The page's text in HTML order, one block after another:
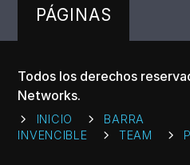
PÁGINAS
Todos los derechos
Networks.
INICIO
BARRA
INVENCIBLE
TEAM